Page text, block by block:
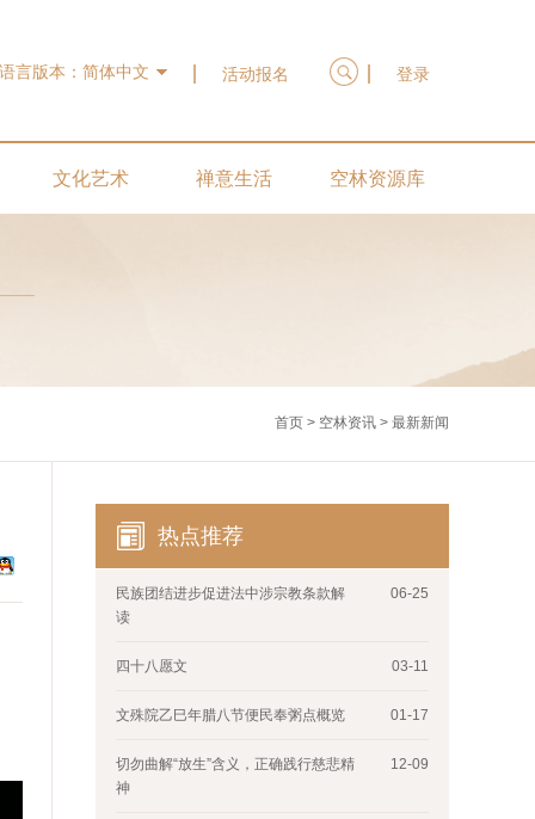
言版本： 简体中文 活动报名 登录
文化艺术 禅意生活 空林资源库
首页 > 空林资讯 > 最新新闻
热点推荐
民族团结进步促进法中涉宗教条款解
读
06-25
四十八愿文 03-11
文殊院乙巳年腊八节便民奉粥点概览 01-17
切勿曲解“放生”含义，正确践行慈悲精
神
12-09